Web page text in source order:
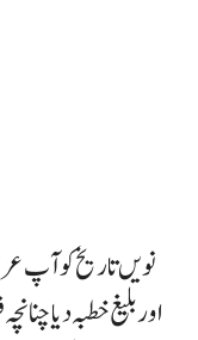
نویں تاریخ کو
اور بلیغ خطبہ دیا